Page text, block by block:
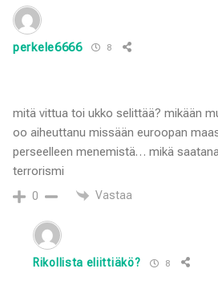
perkele6666 8
mitä vittua toi ukko selittää? mikään
oo aiheuttanu missään euroopan
perseelleen menemistä… mikä
terrorismi
0 Vastaa
Rikollista eliittiäkö? 8